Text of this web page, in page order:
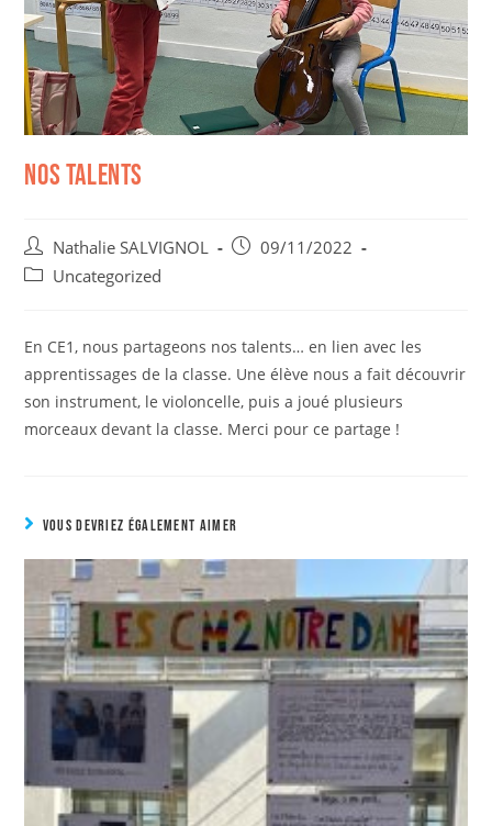
NOS TALENTS
Nathalie SALVIGNOL
09/11/2022
Uncategorized
En CE1, nous partageons nos talents… en lien avec les
apprentissages de la classe. Une élève nous a fait découvrir
son instrument, le violoncelle, puis a joué plusieurs
morceaux devant la classe. Merci pour ce partage !
VOUS DEVRIEZ ÉGALEMENT AIMER